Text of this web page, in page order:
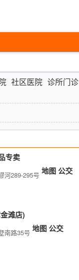
社区医院 诊所门诊
专卖
河289-295号 地图公交
滩店)
南路35号 地图公交